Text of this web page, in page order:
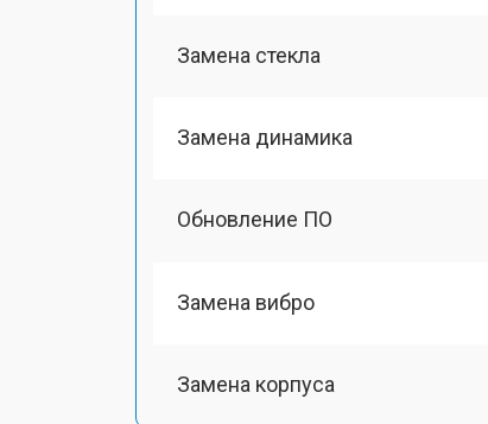
Замена стекла
Замена динамика
Обновление ПО
Замена вибро
Замена корпуса